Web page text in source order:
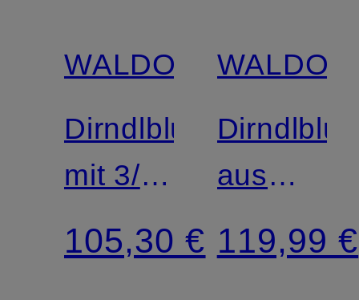
WALDORFF
Dirndlbluse
mit 3/4-
Arm
105,30 €
aus
Spitze
119,99 €